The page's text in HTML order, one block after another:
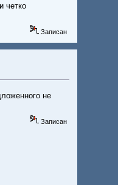
четко
Записан
не
Записан